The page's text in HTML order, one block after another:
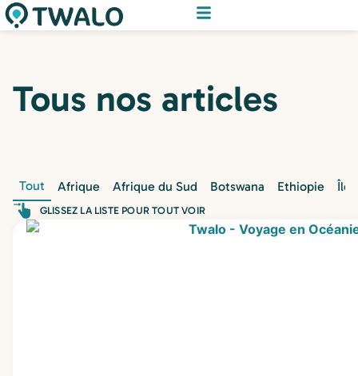
Tous nos articles
Afrique Afrique du Sud Botswana Ethiopie Île
Tout
GLISSEZ LA LISTE POUR TOUT VOIR